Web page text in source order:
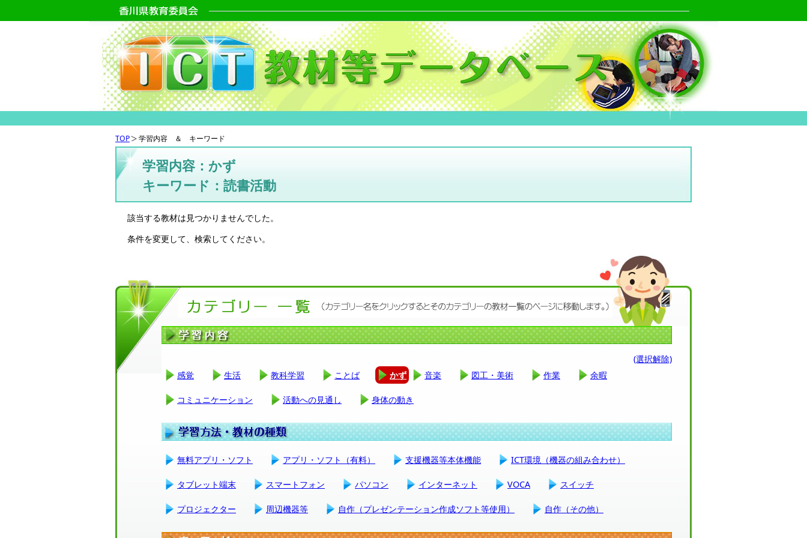
TOP 学習内容 ＆ キーワード
学習内容：かず
キーワード：読書活動
該当する教材は見つかりませんでした。
条件を変更して、検索してください。
(選択解除)
感覚
生活 教科学習 ことば かず 音楽 図工・美術 作業 余暇
コミュニケーション 活動への見通し 身体の動き
無料アプリ・ソフト アプリ・ソフト（有料） 支援機器等本体機能 ICT環境（機器の組み合わせ）
タブレット端末 スマートフォン パソコン インターネット VOCA スイッチ
プロジェクター 周辺機器等 自作（プレゼンテーション作成ソフト等使用） 自作（その他）